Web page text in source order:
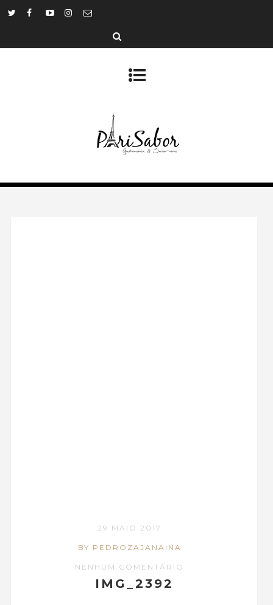
29 MAIO 2017
BY PEDROZAJANAINA
NENHUM COMENTÁRIO
IMG_2392